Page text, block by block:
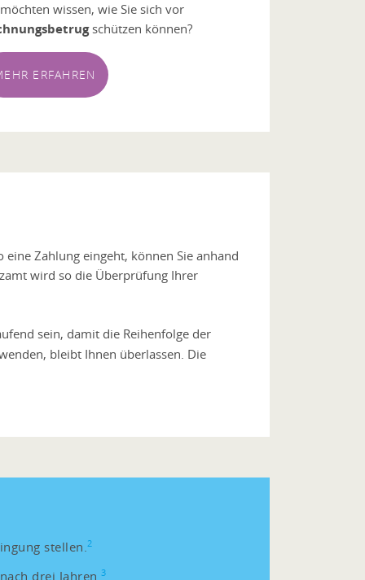
wissen, wie Sie sich vor
schützen können?
ERFAHREN
Zahlung eingeht, können Sie anhand
wird so die Überprüfung Ihrer
sein, damit die Reihenfolge der
bleibt Ihnen überlassen. Die
stellen.2
drei Jahren. 3